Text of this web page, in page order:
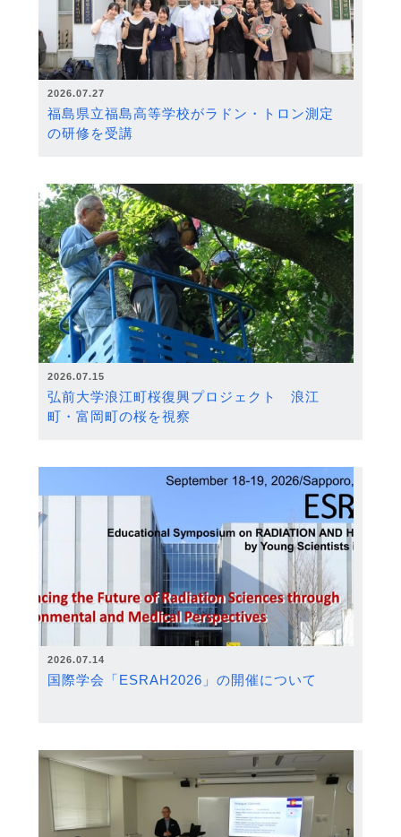
2026.07.27
福島県立福島高等学校がラドン・トロン測定
の研修を受講
2026.07.15
弘前大学浪江町桜復興プロジェクト 浪江
町・富岡町の桜を視察
2026.07.14
国際学会「ESRAH2026」の開催について